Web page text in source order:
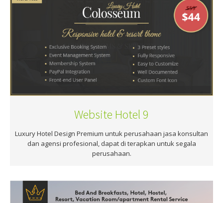
Website Hotel 9
Luxury Hotel Design Premium untuk perusahaan jasa konsultan
dan agensi profesional, dapat di terapkan untuk segala
perusahaan.